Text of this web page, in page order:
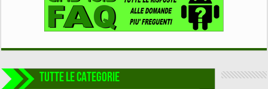
TUTTE LE CATEGORIE